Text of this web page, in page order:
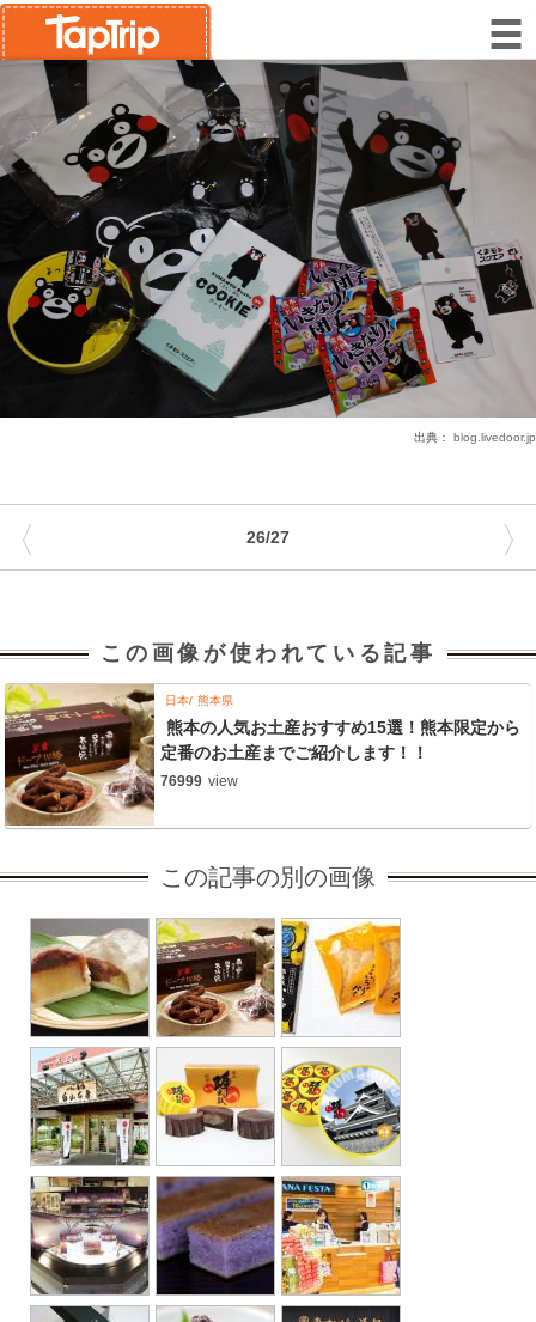
出典： blog.livedoor.jp
26/27
〈 〉
この画像が使われている記事
日本 熊本県
熊本の人気お土産おすすめ15選！熊本限定から
定番のお土産までご紹介します！！
76999 view
この記事の別の画像